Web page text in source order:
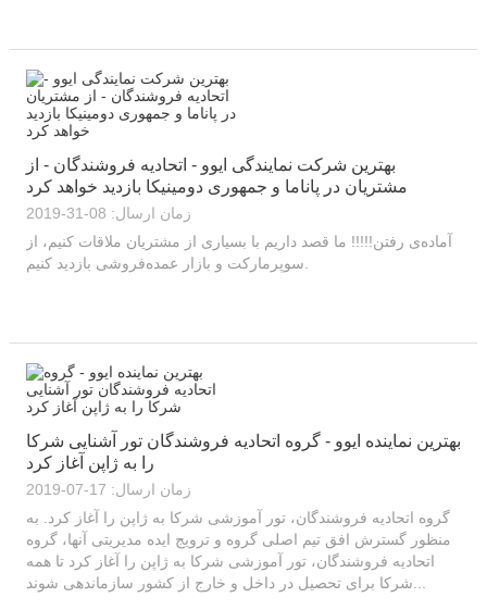
بهترین شرکت نمایندگی ایوو - اتحادیه فروشندگان - از
مشتریان در پاناما و جمهوری دومینیکا بازدید خواهد کرد
زمان ارسال: 08-31-2019
آماده‌ی رفتن!!!!! ما قصد داریم با بسیاری از مشتریان ملاقات کنیم، از
سوپرمارکت و بازار عمده‌فروشی بازدید کنیم.
بهترین نماینده ایوو - گروه اتحادیه فروشندگان تور آشنایی شرکا
را به ژاپن آغاز کرد
زمان ارسال: 17-07-2019
گروه اتحادیه فروشندگان، تور آموزشی شرکا به ژاپن را آغاز کرد. به
منظور گسترش افق تیم اصلی گروه و ترویج ایده مدیریتی آنها، گروه
اتحادیه فروشندگان، تور آموزشی شرکا به ژاپن را آغاز کرد تا همه
شرکا برای تحصیل در داخل و خارج از کشور سازماندهی شوند...